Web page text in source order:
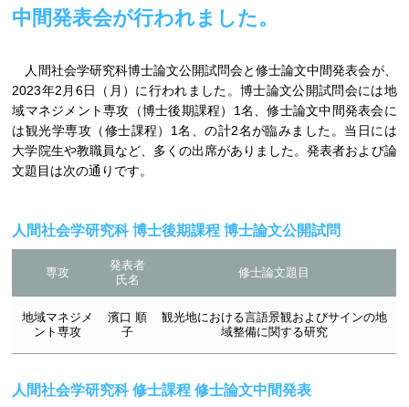
中間発表会が行われました。
人間社会学研究科博士論文公開試問会と修士論文中間発表会が、
2023年2月6日（月）に行われました。博士論文公開試問会には地
域マネジメント専攻（博士後期課程）1名、修士論文中間発表会に
は観光学専攻（修士課程）1名、の計2名が臨みました。当日には
大学院生や教職員など、多くの出席がありました。発表者および論
文題目は次の通りです。
人間社会学研究科 博士後期課程 博士論文公開試問
専攻
発表者
氏名
修士論文題目
地域マネジメ
ント専攻
濱口 順
子
観光地における言語景観およびサインの地
域整備に関する研究
人間社会学研究科 修士課程 修士論文中間発表